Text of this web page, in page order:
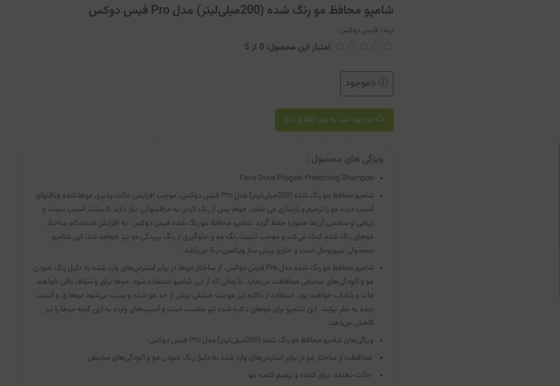
شامپو محافظ مو رنگ شده (200ميلی‌لیتر) مدل Pro فيس دوكس
برند: فیس دوکس
امتیاز این محصول: 0 از 5
ناموجود
موجود شد به من اطلاع بده
ویژگی های محصول :
Face Doux Progain Protecting Shampoo
شامپو محافظ مو رنگ شده (200ميلی‌لیتر) مدل Pro فيس دوكس، موجب افزایش حالت پذیری موها شده وبافتهای
آسیب دیده مو را ترمیم و بازسازی می نماید. موها پس از رنگ کردن به مراقبتهایی نیاز دارند تا بیشتر آسیب نبینند و
زیبایی و سلامتی آن‌ها همواره حفظ گردد. شامپو محافظ مو رنگ شده فيس دوكس، به افزایش استحکام ساختار
موهای رنگ شده کمک می‌کند و موجب تثبیت رنگ مو و جلوگیری از رنگ پریدگی مو نیز خواهد شد. این شامپو
محصولی لیپوزومال است و حاوی پیش ساز ویتامین ب5 می‌باشد.
شامپو محافظ مو رنگ شده مدل Pro فيس دوكس، از ساختار موها در برابر استرس‌های وارد شده به دلیل رنگ نمودن
مو و آلودگی‌های محیطی محافظت می‌نماید. تا زمانی که از این شامپو استفاده شود، موها براق و شفاف باقی خواهند
ماند و شاداب خواهند بود. استفاده از دکلره نیز موجب خشکی بیش از حد مو شده و سبب می‌شود موها وز و آسیب
دیده به نظر بیایند. این شامپو برای موهای دکلره شده نیز مناسب است و آسیب‌های وارده به این گونه موها را نیز
کاهش می‌دهد.
ویژگی‌های شامپو محافظ مو رنگ شده (200ميلی‌لیتر) مدل Pro فيس دوكس:
محافظت از ساختار مو در برابر استرس‌های وارد شده به دلیل رنگ نمودن مو و آلودگی‌های محیطی
حالت دهنده، براق کننده و ترمیم کننده مو